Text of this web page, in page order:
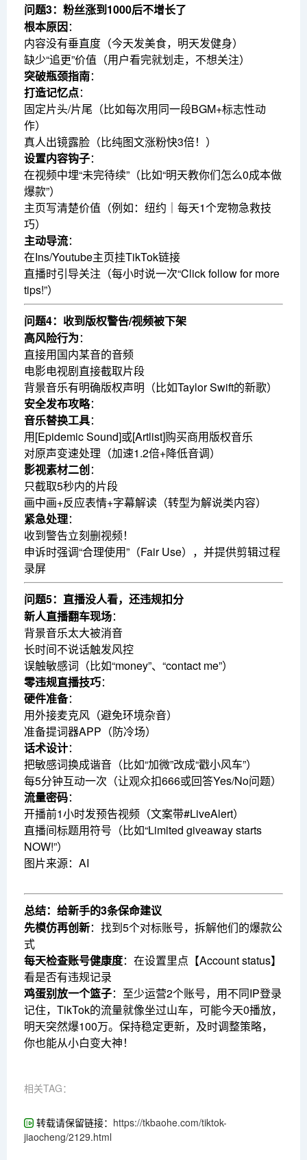
问题3：粉丝涨到1000后不增长了
根本原因：
内容没有垂直度（今天发美食，明天发健身）
缺少“追更”价值（用户看完就划走，不想关注）
突破瓶颈指南：
打造记忆点：
固定片头/片尾（比如每次用同一段BGM+标志性动
作）
真人出镜露脸（比纯图文涨粉快3倍！）
设置内容钩子：
在视频中埋“未完待续”（比如“明天教你们怎么0成本做
爆款”）
主页写清楚价值（例如：纽约｜每天1个宠物急救技
巧）
主动导流：
在Ins/Youtube主页挂TikTok链接
直播时引导关注（每小时说一次“Click follow for more
tips!”）
问题4：收到版权警告/视频被下架
高风险行为：
直接用国内某音的音频
电影电视剧直接截取片段
背景音乐有明确版权声明（比如Taylor Swift的新歌）
安全发布攻略：
音乐替换工具：
用[Epidemic Sound]或[Artlist]购买商用版权音乐
对原声变速处理（加速1.2倍+降低音调）
影视素材二创：
只截取5秒内的片段
画中画+反应表情+字幕解读（转型为解说类内容）
紧急处理：
收到警告立刻删视频！
申诉时强调“合理使用”（Fair Use），并提供剪辑过程
录屏
问题5：直播没人看，还违规扣分
新人直播翻车现场：
背景音乐太大被消音
长时间不说话触发风控
误触敏感词（比如“money”、“contact me”）
零违规直播技巧：
硬件准备：
用外接麦克风（避免环境杂音）
准备提词器APP（防冷场）
话术设计：
把敏感词换成谐音（比如“加微”改成“戳小风车”）
每5分钟互动一次（让观众扣666或回答Yes/No问题）
流量密码：
开播前1小时发预告视频（文案带#LiveAlert）
直播间标题用符号（比如“Limited giveaway starts
NOW!”）
图片来源：AI
总结：给新手的3条保命建议
先模仿再创新：找到5个对标账号，拆解他们的爆款公
式
每天检查账号健康度：在设置里点【Account status】
看是否有违规记录
鸡蛋别放一个篮子：至少运营2个账号，用不同IP登录
记住，TikTok的流量就像坐过山车，可能今天0播放，
明天突然爆100万。保持稳定更新，及时调整策略，
你也能从小白变大神！
相关TAG：
转载请保留链接： https://tkbaohe.com/tiktok-
jiaocheng/2129.html